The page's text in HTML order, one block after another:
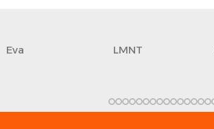
LMNT
Eva